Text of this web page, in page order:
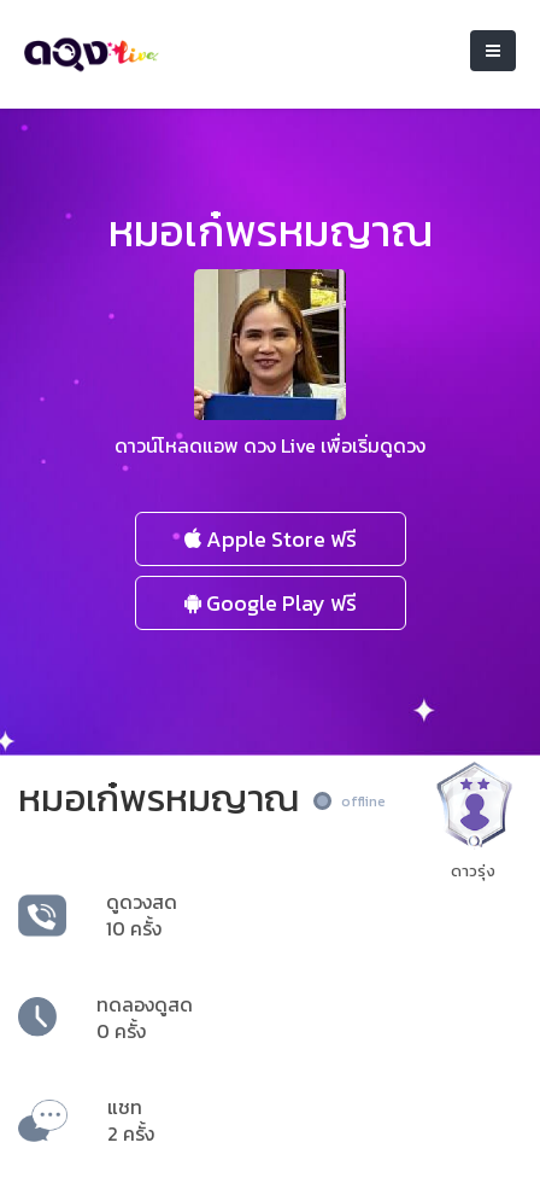
หมอเก๋พรหมญาณ
ดาวน์โหลดแอพ ดวง Live เพื่อเริ่มดูดวง
Apple Store ฟรี
Google Play ฟรี
หมอเก๋พรหมญาณ offline
ดูดวงสด
10 ครั้ง
ทดลองดูสด
0 ครั้ง
แชท
2 ครั้ง
ดาวรุ่ง